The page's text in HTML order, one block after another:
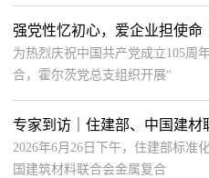
强党性忆初心，爱企业担使命
为热烈庆祝中国共产党成立105周
合，霍尔茨党总支组织开展“
专家到访｜住建部、中国建材
2026年6月26日下午，住建部标准
国建筑材料联合会金属复合